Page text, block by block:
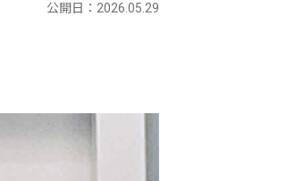
公開日：2026.05.29